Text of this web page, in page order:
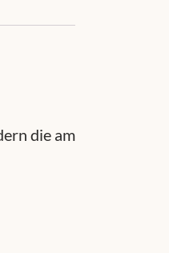
die am